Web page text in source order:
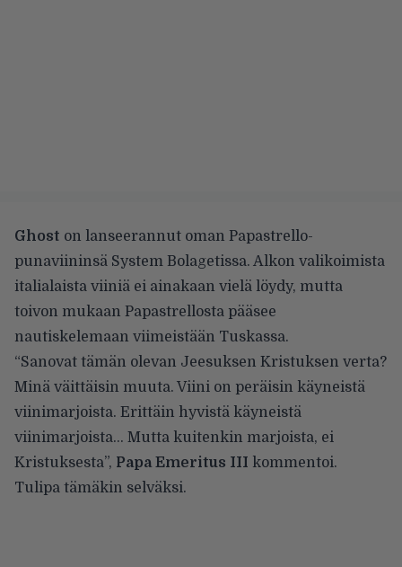
Ghost on lanseerannut oman Papastrello-
punaviininsä System Bolagetissa. Alkon valikoimista
italialaista viiniä ei ainakaan vielä löydy, mutta
toivon mukaan Papastrellosta pääsee
nautiskelemaan viimeistään Tuskassa.
“Sanovat tämän olevan Jeesuksen Kristuksen verta?
Minä väittäisin muuta. Viini on peräisin käyneistä
viinimarjoista. Erittäin hyvistä käyneistä
viinimarjoista… Mutta kuitenkin marjoista, ei
Kristuksesta”, Papa Emeritus III kommentoi.
Tulipa tämäkin selväksi.